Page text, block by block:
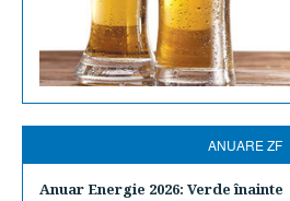
ANUARE ZF
Anuar Energie 2026: Verde înainte